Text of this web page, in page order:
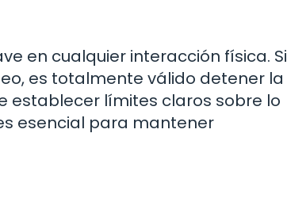
en cualquier interacción física. Si
es totalmente válido detener la
establecer límites claros sobre lo
esencial para mantener